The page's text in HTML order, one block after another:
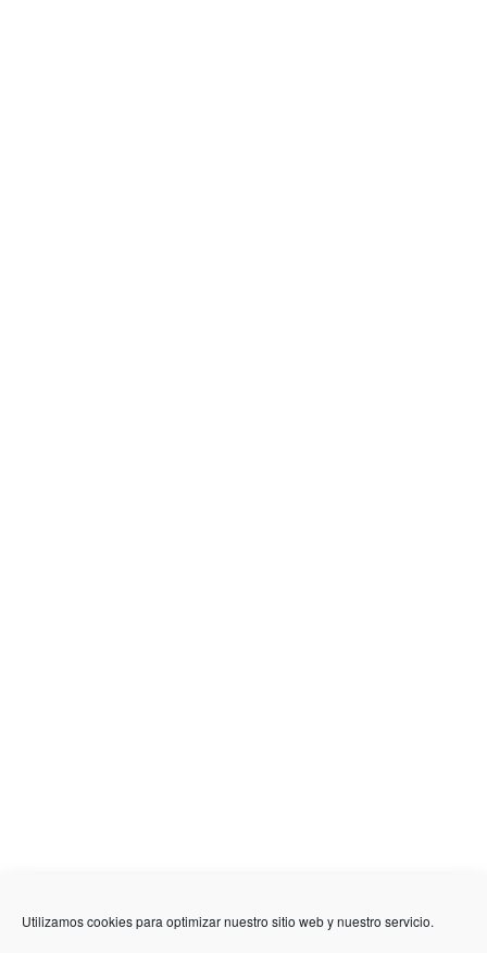
Utilizamos cookies para optimizar nuestro sitio web y nuestro servicio.
636 01 61 85
Fuente Palmera